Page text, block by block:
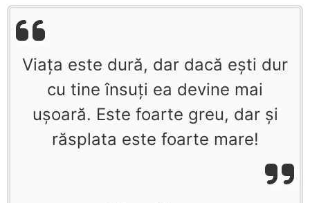
Viaţa este dură, dar dacă eşti dur
cu tine însuţi ea devine mai
uşoară. Este foarte greu, dar şi
răsplata este foarte mare!